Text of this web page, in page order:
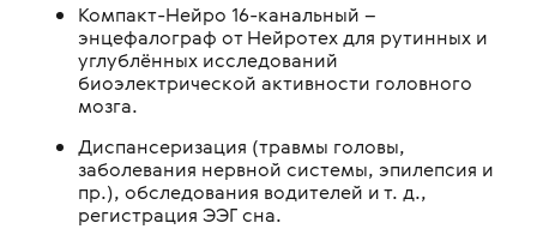
Компакт-Нейро 16-канальный –
энцефалограф от Нейротех для рутинных и
углублённых исследований
биоэлектрической активности головного
мозга.
Диспансеризация (травмы головы,
заболевания нервной системы, эпилепсия и
пр.), обследования водителей и т. д.,
регистрация ЭЭГ сна.